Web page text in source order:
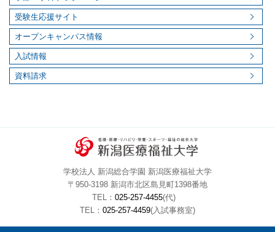
受験生応援サイト
オープンキャンパス情報
入試情報
資料請求
学校法人 新潟総合学園 新潟医療福祉大学
〒950-3198 新潟市北区島見町1398番地
TEL： 025-257-4455(代)
TEL： 025-257-4459(入試事務室)